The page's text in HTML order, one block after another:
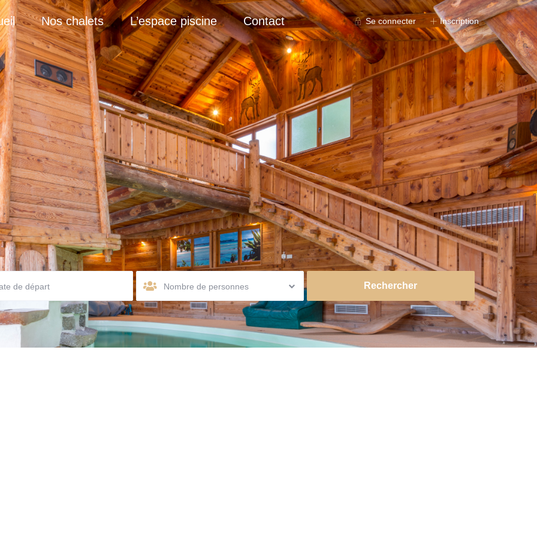
Se connecter Inscription
Nos chalets L’espace piscine Contact
Nombre de personnes